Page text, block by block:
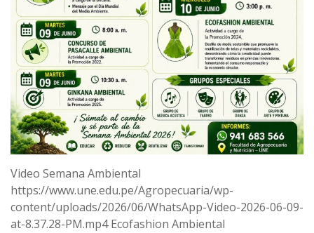
Video Semana Ambiental
https://www.une.edu.pe/Agropecuaria/wp-
content/uploads/2026/06/WhatsApp-Video-2026-06-09-
at-8.37.28-PM.mp4 Ecofashion Ambiental